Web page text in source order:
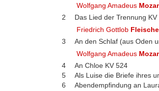
Wolfgang Amadeus
2
Das Lied der Trennung KV
Friedrich Gottlob
3
An den Schlaf (aus Oden
Wolfgang Amadeus
4
An Chloe KV 524
5
Als Luise die Briefe ihres
6
Abendempfindung an